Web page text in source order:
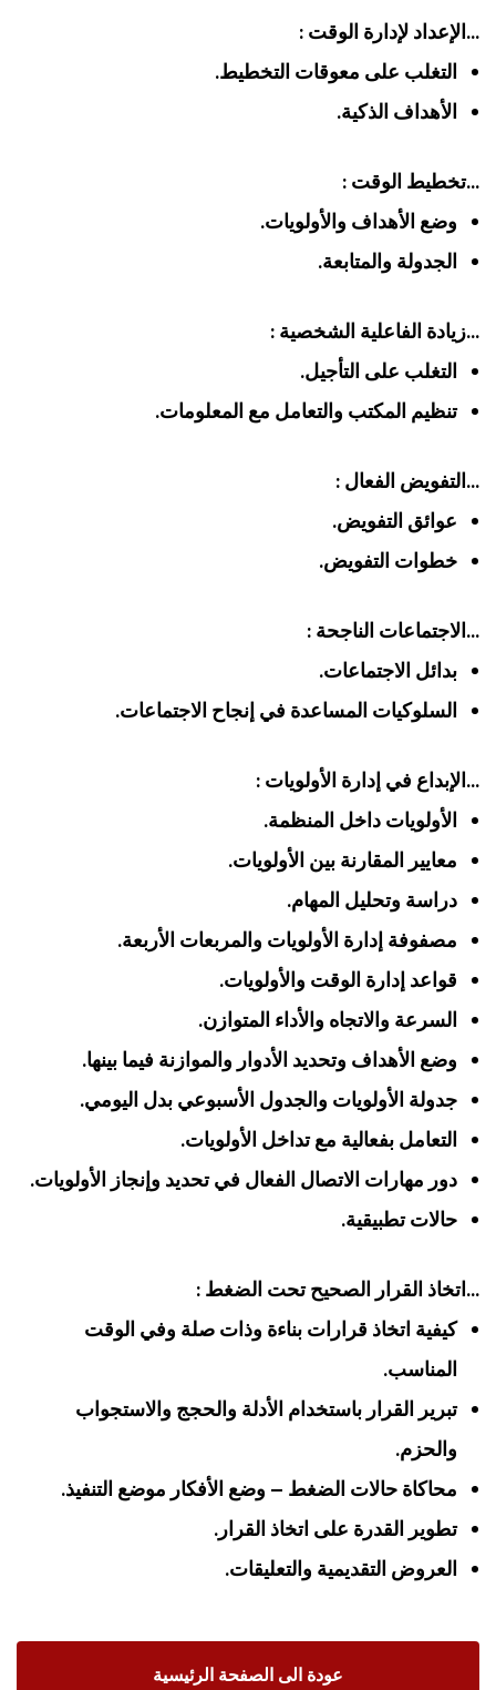
…الإعداد لإدارة الوقت :
التغلب على معوقات التخطيط.
الأهداف الذكية.
…تخطيط الوقت :
وضع الأهداف والأولويات.
الجدولة والمتابعة.
…زيادة الفاعلية الشخصية :
التغلب على التأجيل.
تنظيم المكتب والتعامل مع المعلومات.
…التفويض الفعال :
عوائق التفويض.
خطوات التفويض.
…الاجتماعات الناجحة :
بدائل الاجتماعات.
السلوكيات المساعدة في إنجاح الاجتماعات.
…الإبداع في إدارة الأولويات :
الأولويات داخل المنظمة.
معايير المقارنة بين الأولويات.
دراسة وتحليل المهام.
مصفوفة إدارة الأولويات والمربعات الأربعة.
قواعد إدارة الوقت والأولويات.
السرعة والاتجاه والأداء المتوازن.
وضع الأهداف وتحديد الأدوار والموازنة فيما بينها.
جدولة الأولويات والجدول الأسبوعي بدل اليومي.
التعامل بفعالية مع تداخل الأولويات.
دور مهارات الاتصال الفعال في تحديد وإنجاز الأولويات.
حالات تطبيقية.
‏…اتخاذ القرار الصحيح تحت الضغط :‏
‏كيفية اتخاذ قرارات بناءة وذات صلة وفي الوقت
المناسب‏.
‏تبرير القرار باستخدام الأدلة والحجج والاستجواب
والحزم‏.
‏محاكاة حالات الضغط – وضع الأفكار موضع التنفيذ‏.
‏تطوير القدرة على اتخاذ القرار‏.
‏العروض التقديمية والتعليقات‏.
عودة الى الصفحة الرئيسية